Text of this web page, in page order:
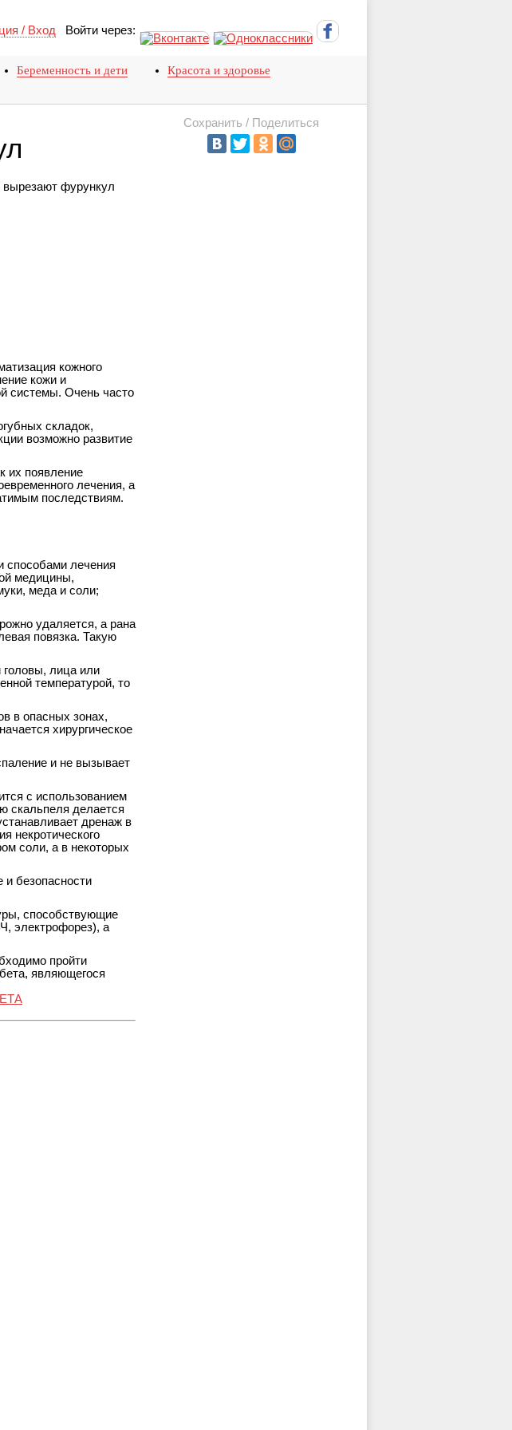
/ Вход Войти через:
Беременность и дети
Красота и здоровье
кожного
кожи и
системы. Очень часто
складок,
возможно развитие
их появление
лечения, а
последствиям.
способами лечения
медицины,
меда и соли;
удаляется, а рана
повязка. Такую
головы, лица или
температурой, то
в опасных зонах,
хирургическое
и не вызывает
с использованием
скальпеля делается
дренаж в
некротического
соли, а в некоторых
и безопасности
способствующие
электрофорез), а
пройти
являющегося
Сохранить / Поделиться